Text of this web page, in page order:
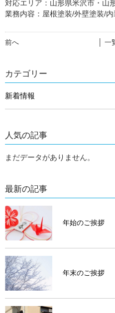
対応エリア：山形県米沢市・
業務内容：屋根塗装/外壁塗装/
前へ │ 一
カテゴリー
新着情報
人気の記事
まだデータがありません。
最新の記事
年始のご挨拶
年末のご挨拶